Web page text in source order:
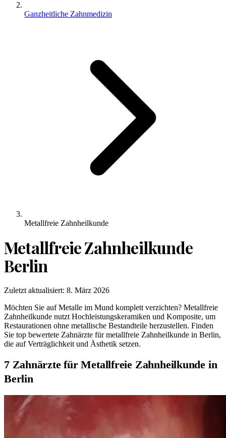
Ganzheitliche Zahnmedizin
Metallfreie Zahnheilkunde
Metallfreie Zahnheilkunde
Berlin
Zuletzt aktualisiert: 8. März 2026
Möchten Sie auf Metalle im Mund komplett verzichten? Metallfreie
Zahnheilkunde nutzt Hochleistungskeramiken und Komposite, um
Restaurationen ohne metallische Bestandteile herzustellen. Finden
Sie top bewertete Zahnärzte für metallfreie Zahnheilkunde in Berlin,
die auf Verträglichkeit und Ästhetik setzen.
7 Zahnärzte für Metallfreie Zahnheilkunde in
Berlin